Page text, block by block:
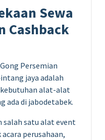
Sewa
Cashback
Persemian
jaya adalah
alat-alat
ada di jabodetabek.
salah satu alat event
perusahaan,